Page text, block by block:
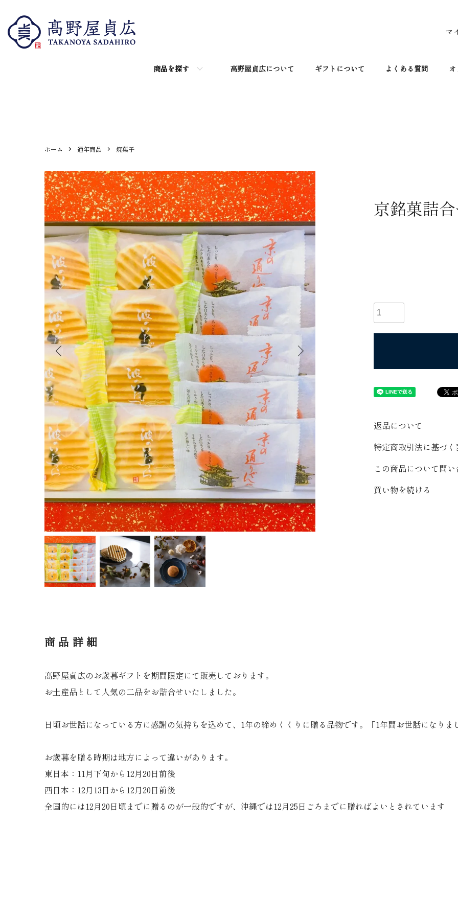
商品を探す 高野屋貞広について ギフトについて よくある質問
マ
ホーム 通年商品 焼菓子
京銘菓詰
返品について
特定商取引法に基づく
この商品について問
買い物を続ける
商品詳細
髙野屋貞広のお歳暮ギフトを期間限定にて販売しております。
お土産品として人気の二品をお詰合せいたしました。
日頃お世話になっている方に感謝の気持ちを込めて、1年の締めくくりに贈る品物です。「1年間お世話になり
お歳暮を贈る時期は地方によって違いがあります。
東日本：11月下旬から12月20日前後
西日本：12月13日から12月20日前後
全国的には12月20日頃までに贈るのが一般的ですが、沖縄では12月25日ごろまでに贈ればよいとされています